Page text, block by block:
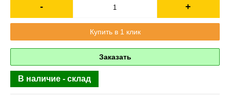
- +
Купить в 1 клик
Заказать
В наличие - склад